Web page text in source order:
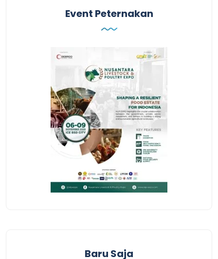
Event Peternakan
Baru Saja